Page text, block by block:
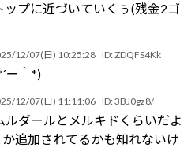
プに近づいていくぅ(残金2ゴ
12/07(日) 10:25:28 ID:ZDQFS4Kk
ー｀*)
12/07(日) 11:11:06 ID:3BJ0gz8/
ダールとメルキドくらいだよ
追加されてるかも知れないけ